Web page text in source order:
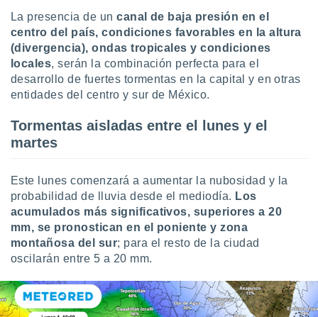
sitio
En
que
sean
el sitio
para
ni para
o
aunque
no
Puedes
acceder a
web a
abono
La presencia de uncanal de baja presión en el
centro del país, condiciones favorables en la altura
(divergencia), ondas tropicales y condiciones
locales, serán la combinación perfecta para el
desarrollo de fuertes tormentas en la capital y en otras
entidades del centro y sur de México.
Tormentas aisladas entre el lunes y el
martes
Este lunes comenzará a aumentar la nubosidad y la
probabilidad de lluvia desde el mediodía. Los
acumulados más significativos, superiores a 20
mm, se pronostican en el poniente y zona
montañosa del sur; para el resto de la ciudad
oscilarán entre 5 a 20 mm.